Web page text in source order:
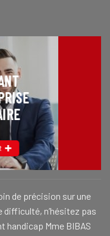
de précision sur une
difficulté, n’hésitez pas
Mme BIBAS